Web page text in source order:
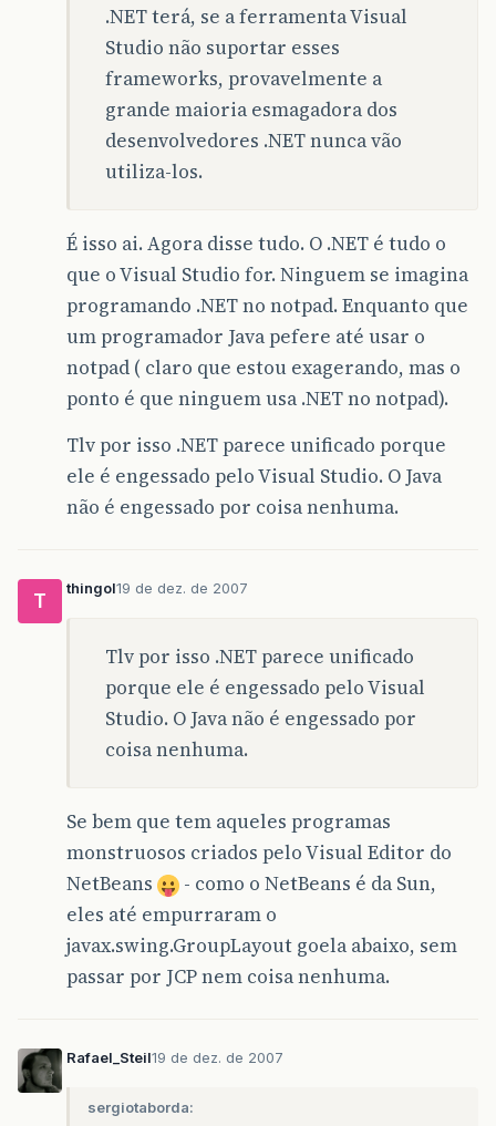
.NET terá, se a ferramenta Visual
Studio não suportar esses
frameworks, provavelmente a
grande maioria esmagadora dos
desenvolvedores .NET nunca vão
utiliza-los.
É isso ai. Agora disse tudo. O .NET é tudo o
que o Visual Studio for. Ninguem se imagina
programando .NET no notpad. Enquanto que
um programador Java pefere até usar o
notpad ( claro que estou exagerando, mas o
ponto é que ninguem usa .NET no notpad).
Tlv por isso .NET parece unificado porque
ele é engessado pelo Visual Studio. O Java
não é engessado por coisa nenhuma.
T
thingol19 de dez. de 2007
Tlv por isso .NET parece unificado
porque ele é engessado pelo Visual
Studio. O Java não é engessado por
coisa nenhuma.
Se bem que tem aqueles programas
monstruosos criados pelo Visual Editor do
NetBeans
- como o NetBeans é da Sun,
eles até empurraram o
javax.swing.GroupLayout goela abaixo, sem
passar por JCP nem coisa nenhuma.
Rafael_Steil19 de dez. de 2007
sergiotaborda: